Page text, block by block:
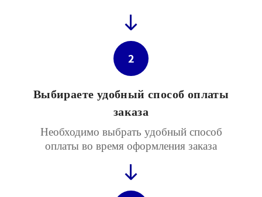
2
Выбираете удобный способ оплаты
заказа
Необходимо выбрать удобный способ
оплаты во время оформления заказа